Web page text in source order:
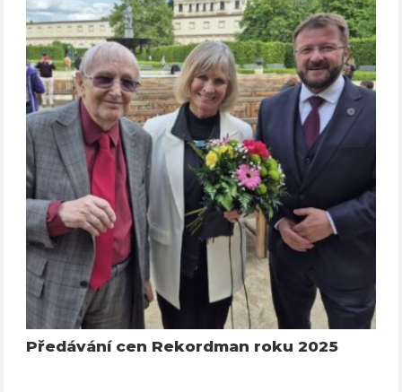
Předávání cen Rekordman roku 2025